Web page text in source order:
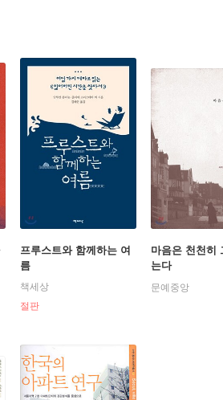
프루스트와 함께하는 여
름
책세상
절판
마음은 천천히
는다
문예중앙